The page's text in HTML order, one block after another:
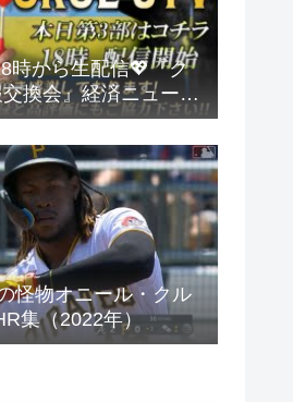
時から生配信💖『ク
換会』経済ニュース
NISA 投資信託 仮想
ン 不動産投資 為替
ラクディナール
怪物オニール・クル
集（2022年）